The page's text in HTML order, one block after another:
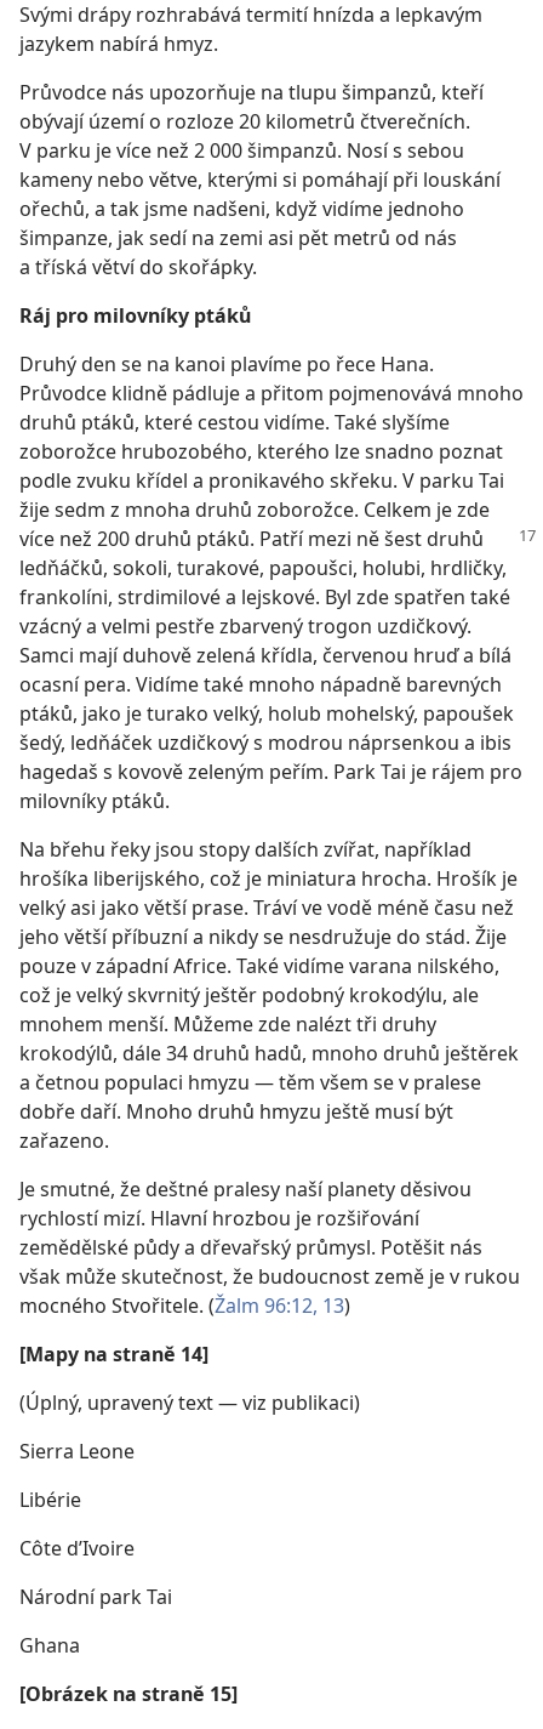
Svými drápy rozhrabává termití hnízda a lepkavým
jazykem nabírá hmyz.
Průvodce nás upozorňuje na tlupu šimpanzů, kteří
obývají území o rozloze 20 kilometrů čtverečních.
V parku je více než 2 000 šimpanzů. Nosí s sebou
kameny nebo větve, kterými si pomáhají při louskání
ořechů, a tak jsme nadšeni, když vidíme jednoho
šimpanze, jak sedí na zemi asi pět metrů od nás
a tříská větví do skořápky.
Ráj pro milovníky ptáků
Druhý den se na kanoi plavíme po řece Hana.
Průvodce klidně pádluje a přitom pojmenovává mnoho
druhů ptáků, které cestou vidíme. Také slyšíme
zoborožce hrubozobého, kterého lze snadno poznat
podle zvuku křídel a pronikavého skřeku. V parku Tai
žije sedm z mnoha druhů zoborožce. Celkem je zde
více než 200 druhů ptáků. Patří mezi ně šest druhů
ledňáčků, sokoli, turakové, papoušci, holubi, hrdličky,
frankolíni, strdimilové a lejskové. Byl zde spatřen také
vzácný a velmi pestře zbarvený trogon uzdičkový.
Samci mají duhově zelená křídla, červenou hruď a bílá
ocasní pera. Vidíme také mnoho nápadně barevných
ptáků, jako je turako velký, holub mohelský, papoušek
šedý, ledňáček uzdičkový s modrou náprsenkou a ibis
hagedaš s kovově zeleným peřím. Park Tai je rájem pro
milovníky ptáků.
Na břehu řeky jsou stopy dalších zvířat, například
hrošíka liberijského, což je miniatura hrocha. Hrošík je
velký asi jako větší prase. Tráví ve vodě méně času než
jeho větší příbuzní a nikdy se nesdružuje do stád. Žije
pouze v západní Africe. Také vidíme varana nilského,
což je velký skvrnitý ještěr podobný krokodýlu, ale
mnohem menší. Můžeme zde nalézt tři druhy
krokodýlů, dále 34 druhů hadů, mnoho druhů ještěrek
a četnou populaci hmyzu — těm všem se v pralese
dobře daří. Mnoho druhů hmyzu ještě musí být
zařazeno.
Je smutné, že deštné pralesy naší planety děsivou
rychlostí mizí. Hlavní hrozbou je rozšiřování
zemědělské půdy a dřevařský průmysl. Potěšit nás
však může skutečnost, že budoucnost země je v rukou
mocného Stvořitele. (Žalm 96:12, 13)
[Mapy na straně 14]
(Úplný, upravený text — viz publikaci)
Sierra Leone
Libérie
Côte d’Ivoire
Národní park Tai
Ghana
[Obrázek na straně 15]